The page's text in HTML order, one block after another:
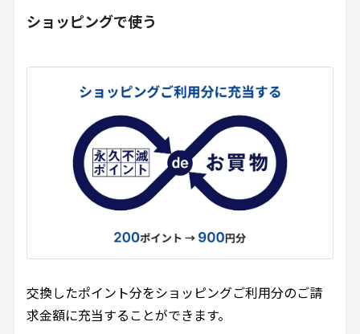
ショッピングで使う
交換したポイント分をショッピングご利用分のご請
求金額に充当することができます。